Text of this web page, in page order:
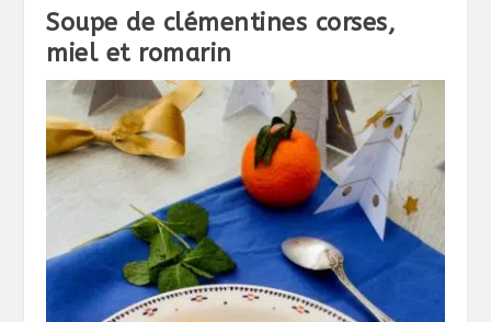
Soupe de clémentines corses,
miel et romarin